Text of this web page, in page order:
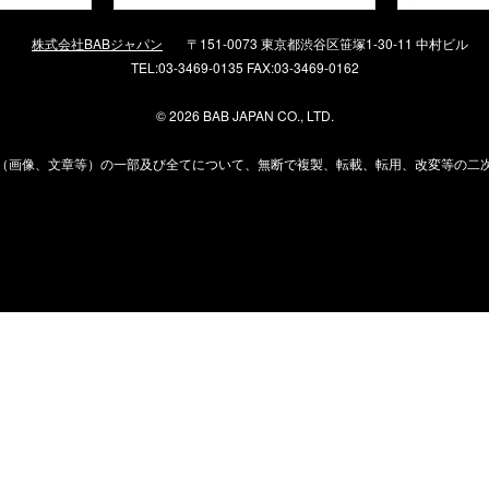
株式会社BABジャパン
〒151-0073 東京都渋谷区笹塚1-30-11 中村ビル
TEL:03-3469-0135 FAX:03-3469-0162
©2026 BAB JAPAN CO., LTD.
画像、文章等）の一部及び全てについて、無断で複製、転載、転用、改変等の二